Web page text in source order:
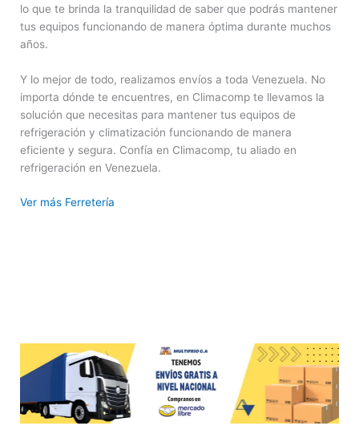
lo que te brinda la tranquilidad de saber que podrás mantener
tus equipos funcionando de manera óptima durante muchos
años.
Y lo mejor de todo, realizamos envíos a toda Venezuela. No
importa dónde te encuentres, en Climacomp te llevamos la
solución que necesitas para mantener tus equipos de
refrigeración y climatización funcionando de manera
eficiente y segura. Confía en Climacomp, tu aliado en
refrigeración en Venezuela.
Ver más Ferretería